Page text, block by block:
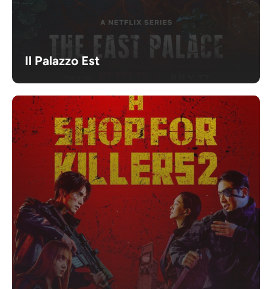
Il Palazzo Est